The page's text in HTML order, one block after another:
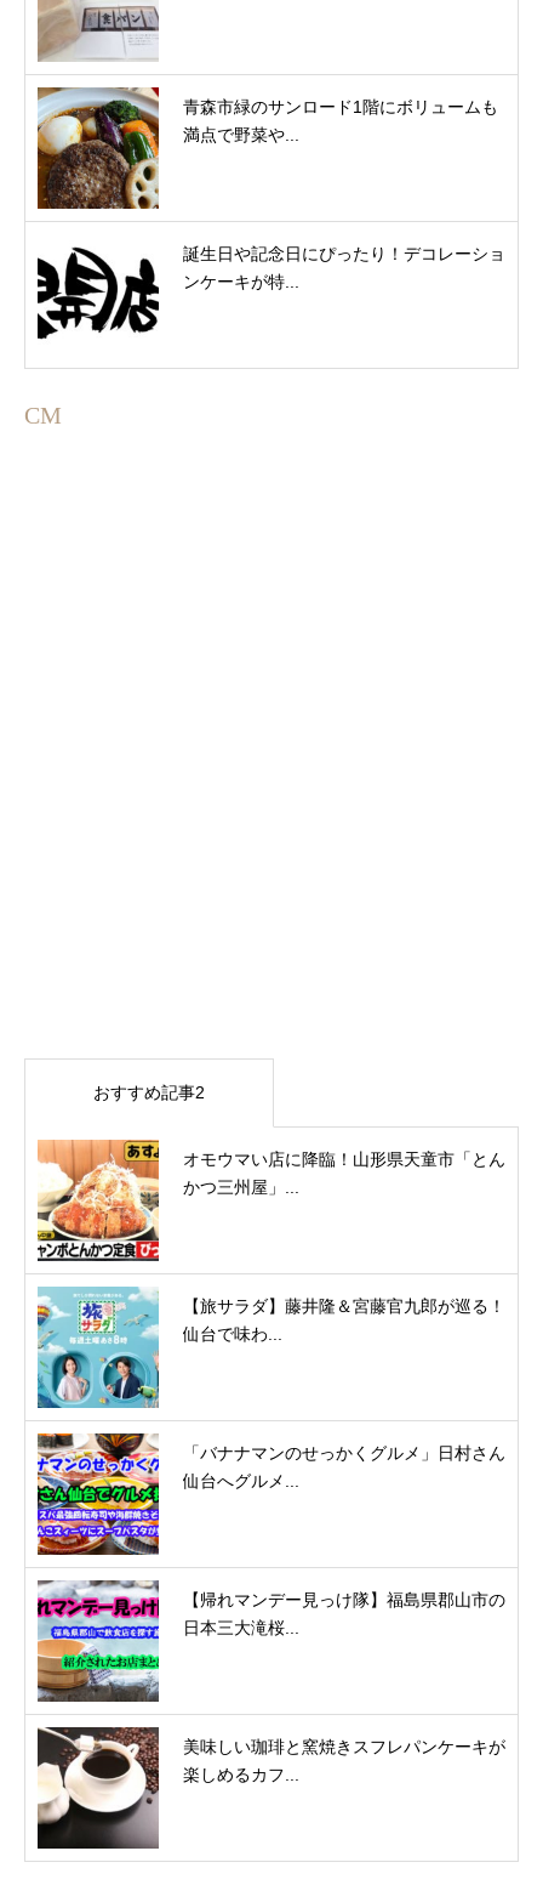
青森市緑のサンロード1階にボリュームも
満点で野菜や...
誕生日や記念日にぴったり！デコレーショ
ンケーキが特...
CM
おすすめ記事2
オモウマい店に降臨！山形県天童市「とん
かつ三州屋」...
【旅サラダ】藤井隆＆宮藤官九郎が巡る！
仙台で味わ...
「バナナマンのせっかくグルメ」日村さん
仙台へグルメ...
【帰れマンデー見っけ隊】福島県郡山市の
日本三大滝桜...
美味しい珈琲と窯焼きスフレパンケーキが
楽しめるカフ...